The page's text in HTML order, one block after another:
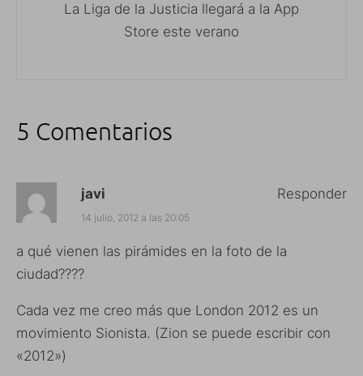
La Liga de la Justicia llegará a la App
Store este verano
5 Comentarios
javi
14 julio, 2012 a las 20:05
a qué vienen las pirámides en la foto de la
ciudad????
Cada vez me creo más que London 2012 es un
movimiento Sionista. (Zion se puede escribir con
«2012»)
Responder